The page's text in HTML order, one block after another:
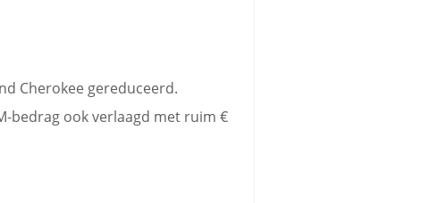
Cherokee gereduceerd.
bedrag ook verlaagd met ruim €